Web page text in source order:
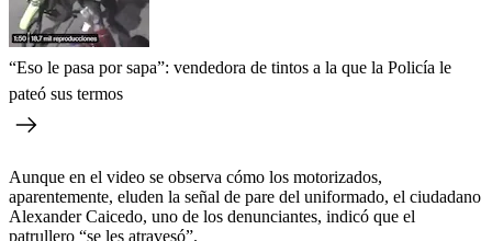
“Eso le pasa por sapa”: vendedora de tintos a la que la Policía le
pateó sus termos
Aunque en el video se observa cómo los motorizados,
aparentemente, eluden la señal de pare del uniformado, el ciudadano
Alexander Caicedo, uno de los denunciantes, indicó que el
patrullero “se les atravesó”.